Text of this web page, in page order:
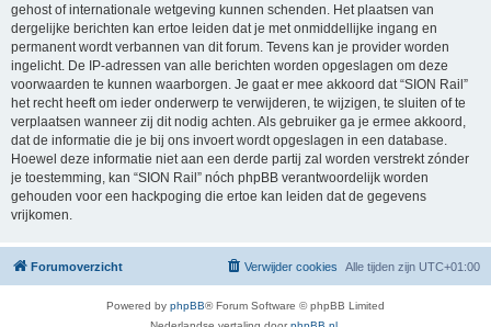
gehost of internationale wetgeving kunnen schenden. Het plaatsen van
dergelijke berichten kan ertoe leiden dat je met onmiddellijke ingang en
permanent wordt verbannen van dit forum. Tevens kan je provider worden
ingelicht. De IP-adressen van alle berichten worden opgeslagen om deze
voorwaarden te kunnen waarborgen. Je gaat er mee akkoord dat “SION Rail”
het recht heeft om ieder onderwerp te verwijderen, te wijzigen, te sluiten of te
verplaatsen wanneer zij dit nodig achten. Als gebruiker ga je ermee akkoord,
dat de informatie die je bij ons invoert wordt opgeslagen in een database.
Hoewel deze informatie niet aan een derde partij zal worden verstrekt zónder
je toestemming, kan “SION Rail” nóch phpBB verantwoordelijk worden
gehouden voor een hackpoging die ertoe kan leiden dat de gegevens
vrijkomen.
Forumoverzicht Alle tijden zijn UTC+01:00
Verwijder cookies
Powered by phpBB® Forum Software © phpBB Limited